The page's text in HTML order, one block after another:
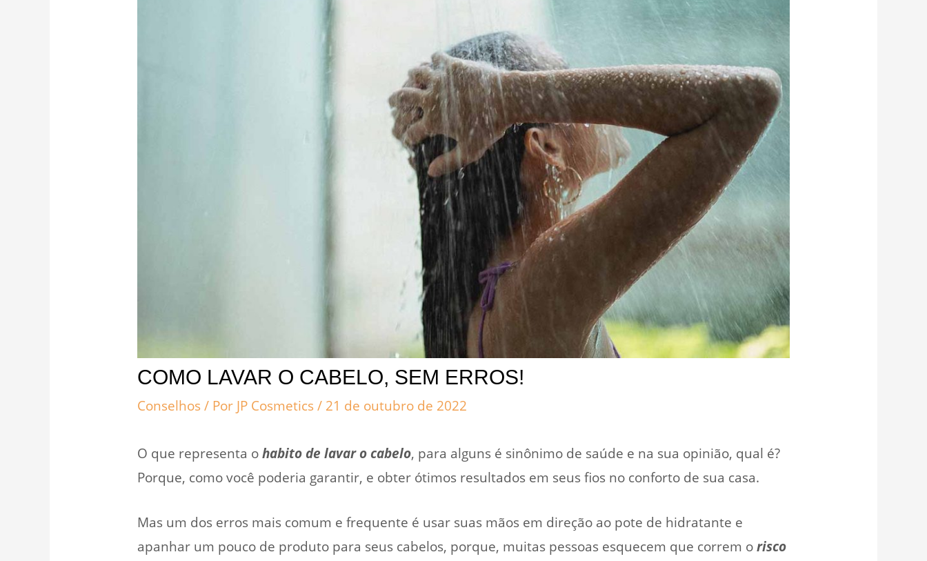
COMO LAVAR O CABELO, SEM ERROS!
Conselhos/ Por JP Cosmetics/ 21 de outubro de 2022
O que representa ohabito de lavar o cabelo, para alguns é sinônimo de saúde e na sua opinião, qual é?
Porque, como você poderia garantir, e obter ótimos resultados em seus fios no conforto de sua casa.
Mas um dos erros mais comum e frequente é usar suas mãos em direção ao pote de hidratante e
apanhar um pouco de produto para seus cabelos, porque, muitas pessoas esquecem que correm orisco